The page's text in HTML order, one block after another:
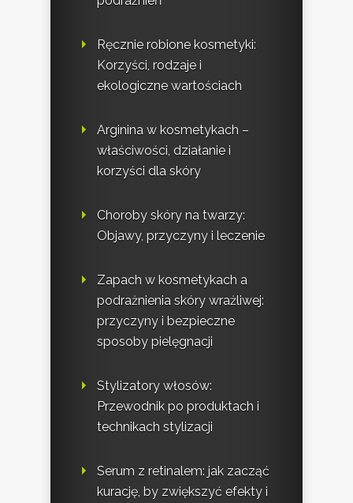
Ręcznie robione kosmetyki:
Korzyści, rodzaje i
ekologiczne wartościach
Arginina w kosmetykach –
właściwości, działanie i
korzyści dla skóry
Choroby skóry na twarzy:
Objawy, przyczyny i leczenie
Zapach w kosmetykach a
podrażnienia skóry wrażliwej:
przyczyny i bezpieczne
sposoby pielęgnacji
Stylizatory włosów:
Przewodnik po produktach i
technikach stylizacji
Serum z retinalem: jak zacząć
kurację, by zwiększyć efekty i